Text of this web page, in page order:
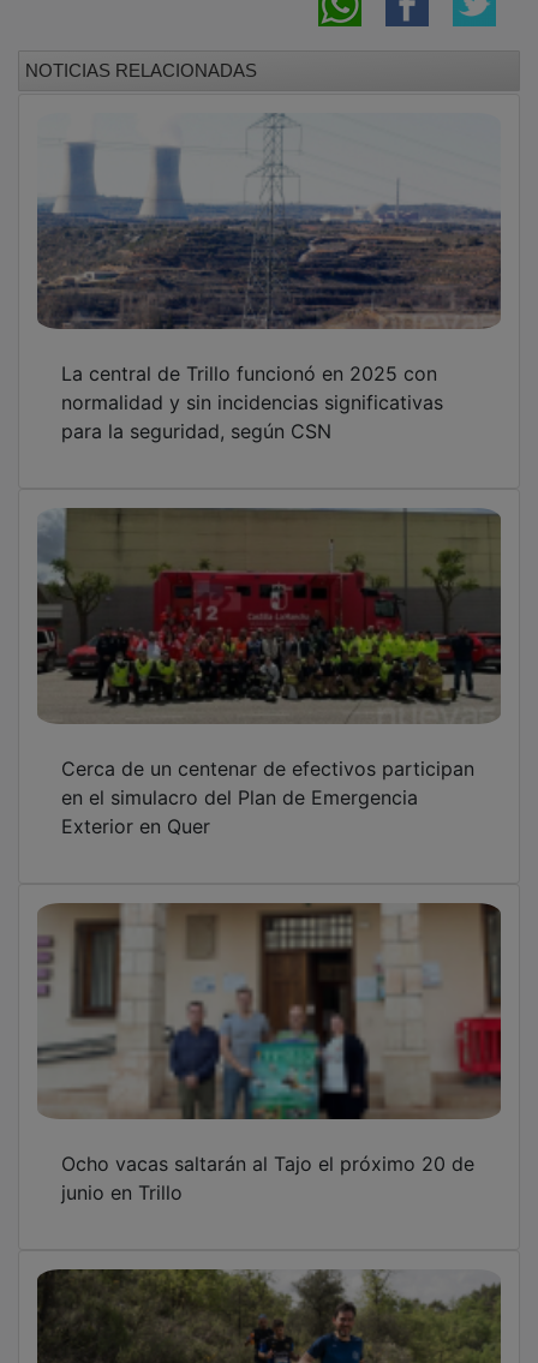
Cerca de un centenar de efectivos participan
en el simulacro del Plan de Emergencia
Exterior en Quer
Ocho vacas saltarán al Tajo el próximo 20 de
junio en Trillo
Marta Pérez triunfa en casa junto al
guadalajareño Jorge Corral en un primaveral
Desafío X-Trail